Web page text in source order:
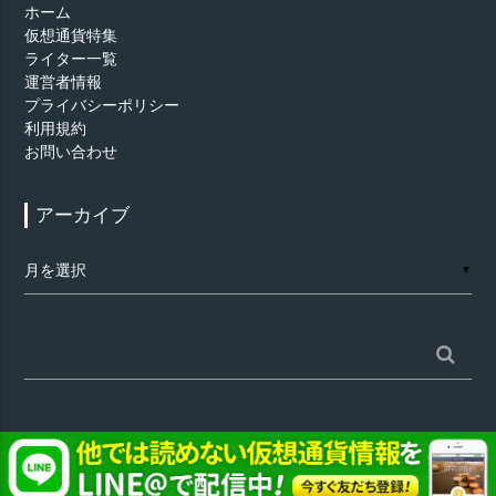
ホーム
仮想通貨特集
ライター一覧
運営者情報
プライバシーポリシー
利用規約
お問い合わせ
アーカイブ
ー
▼
索:
©仮想通貨 - AppTimes